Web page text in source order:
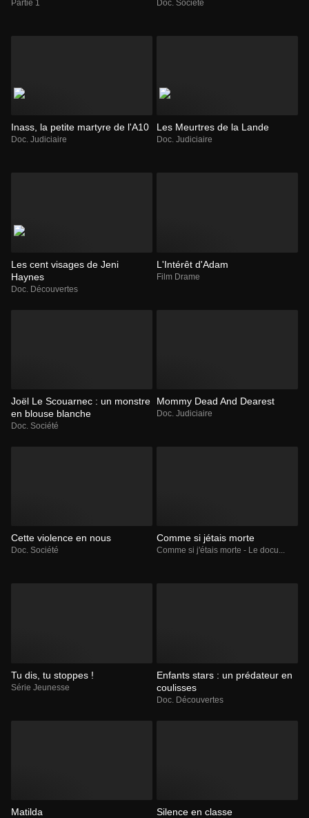
Partie 1 Doc. Société
Inass, la petite martyre de l'A10
Doc. Judiciaire
Les Meurtres de la Lande
Doc. Judiciaire
Les cent visages de Jeni
Haynes
Doc. Découvertes
L'Intérêt d'Adam
Film Drame
Joël Le Scouarnec : un monstre
en blouse blanche
Doc. Société
Mommy Dead And Dearest
Doc. Judiciaire
Cette violence en nous
Doc. Société
Comme si jétais morte
Comme si j'étais morte - Le docu...
Tu dis, tu stoppes !
Série Jeunesse
Enfants stars : un prédateur en
coulisses
Doc. Découvertes
Matilda Silence en classe